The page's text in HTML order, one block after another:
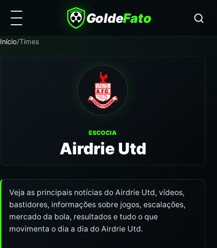
GoldeFato
Início/Times
ESCOCIA
Airdrie Utd
Veja as principais notícias do Airdrie Utd, vídeos,
bastidores, informações sobre jogos, escalações,
mercado da bola, resultados e tudo o que
movimenta o dia a dia do Airdrie Utd.